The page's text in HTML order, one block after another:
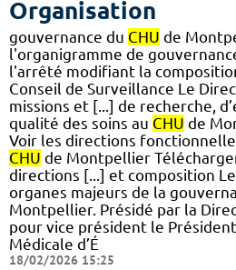
Organisation
gouvernance du CHU de
l'organigramme de
l'arrêté modifiant la
Conseil de Surveillance Le
missions et [...] de recherche,
qualité des soins au CHU de
Voir les directions
CHU de Montpellier
directions [...] et composition
organes majeurs de la
Montpellier. Présidé par la
pour vice président le
Médicale d’É
18/02/2026 15:25